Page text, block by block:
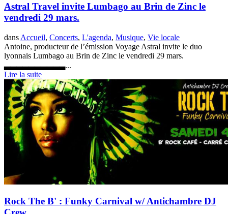
Astral Travel invite Lumbago au Brin de Zinc le
vendredi 29 mars.
dans Accueil, Concerts, L'agenda, Musique, Vie locale
Antoine, producteur de l’émission Voyage Astral invite le duo
lyonnais Lumbago au Brin de Zinc le vendredi 29 mars.
▃▃▃▃▃▃▃▃▃▃...
Lire la suite
Rock The B' : Funky Carnival w/ Antichambre DJ